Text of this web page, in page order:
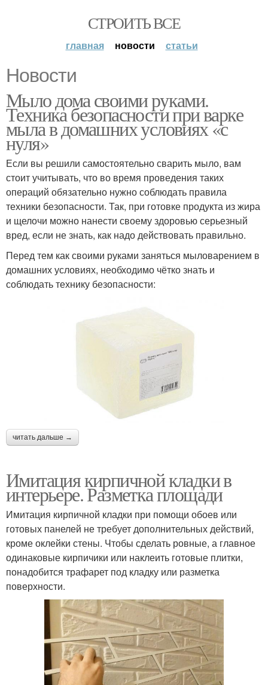
СТРОИТЬ ВСЕ
главная новости статьи
Новости
Мыло дома своими руками.
Техника безопасности при варке
мыла в домашних условиях «с
нуля»
Если вы решили самостоятельно сварить мыло, вам
стоит учитывать, что во время проведения таких
операций обязательно нужно соблюдать правила
техники безопасности. Так, при готовке продукта из жира
и щелочи можно нанести своему здоровью серьезный
вред, если не знать, как надо действовать правильно.
Перед тем как своими руками заняться мыловарением в
домашних условиях, необходимо чётко знать и
соблюдать технику безопасности:
читать дальше →
Имитация кирпичной кладки в
интерьере. Разметка площади
Имитация кирпичной кладки при помощи обоев или
готовых панелей не требует дополнительных действий,
кроме оклейки стены. Чтобы сделать ровные, а главное
одинаковые кирпичики или наклеить готовые плитки,
понадобится трафарет под кладку или разметка
поверхности.